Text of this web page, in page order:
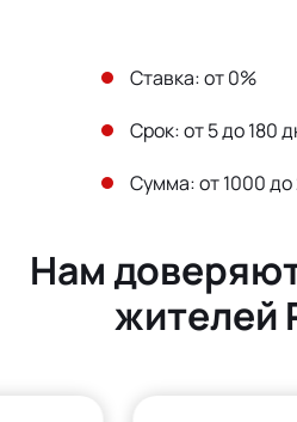
Ставка: от 0%
Срок: от 5 до 180
Сумма: от 1000
Нам
жителей